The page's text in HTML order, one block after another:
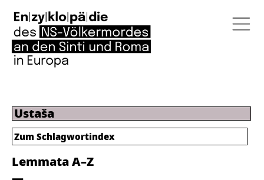
Ustaša
Lemmata A–Z
Zum Schlagwortindex